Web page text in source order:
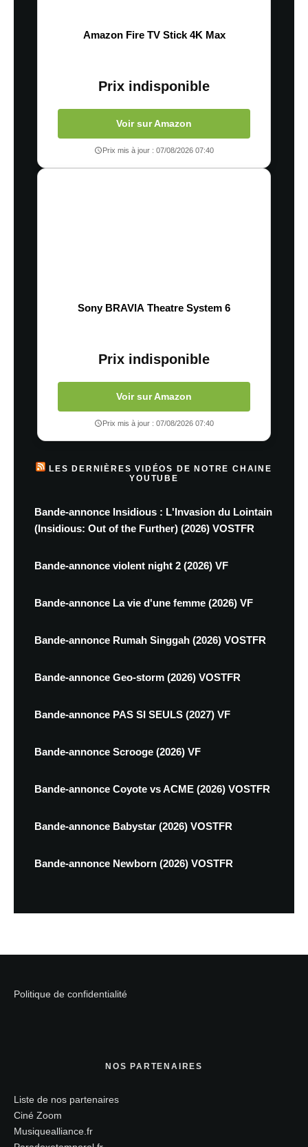
Amazon Fire TV Stick 4K Max
Prix indisponible
Voir sur Amazon
Prix mis à jour : 07/08/2026 07:40
Sony BRAVIA Theatre System 6
Prix indisponible
Voir sur Amazon
Prix mis à jour : 07/08/2026 07:40
LES DERNIÈRES VIDÉOS DE NOTRE CHAINE
YOUTUBE
Bande-annonce Insidious : L'Invasion du Lointain
(Insidious: Out of the Further) (2026) VOSTFR
Bande-annonce violent night 2 (2026) VF
Bande-annonce La vie d'une femme (2026) VF
Bande-annonce Rumah Singgah (2026) VOSTFR
Bande-annonce Geo-storm (2026) VOSTFR
Bande-annonce PAS SI SEULS (2027) VF
Bande-annonce Scrooge (2026) VF
Bande-annonce Coyote vs ACME (2026) VOSTFR
Bande-annonce Babystar (2026) VOSTFR
Bande-annonce Newborn (2026) VOSTFR
Politique de confidentialité
NOS PARTENAIRES
Liste de nos partenaires
Ciné Zoom
Musiquealliance.fr